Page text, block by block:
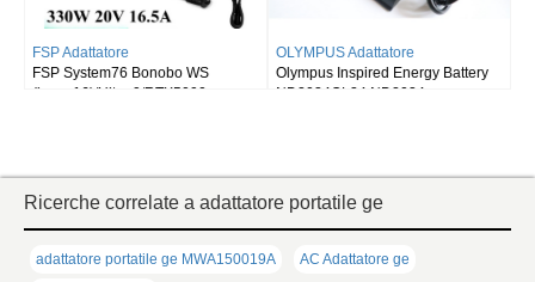
OLYMPUS Adattatore
Olympus Inspired Energy Battery
ND2034OL34 ND2034
DELL Adattatore
Dell Alienware m18/R9-7845HX
Ricerche correlate a adattatore portatile ge
adattatore portatile ge MWA150019A
AC Adattatore ge